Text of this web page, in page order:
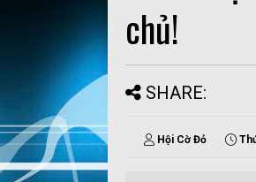
chủ!
SHARE:
Hội Cờ Đỏ